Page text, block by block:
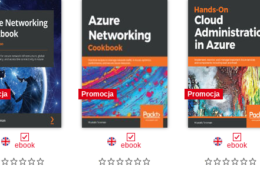
ebook
Promocja
ebook
Promocja
ebook